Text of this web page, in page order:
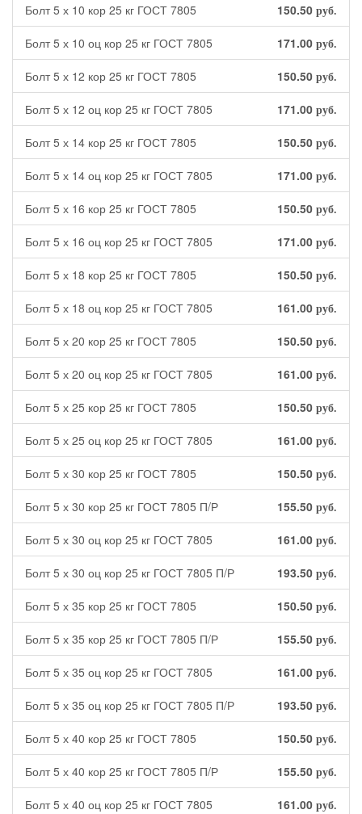
Болт 5 х 10 кор 25 кг ГОСТ 7805 150.50 руб.
Болт 5 х 10 оц кор 25 кг ГОСТ 7805 171.00 руб.
Болт 5 х 12 кор 25 кг ГОСТ 7805 150.50 руб.
Болт 5 х 12 оц кор 25 кг ГОСТ 7805 171.00 руб.
Болт 5 х 14 кор 25 кг ГОСТ 7805 150.50 руб.
Болт 5 х 14 оц кор 25 кг ГОСТ 7805 171.00 руб.
Болт 5 х 16 кор 25 кг ГОСТ 7805 150.50 руб.
Болт 5 х 16 оц кор 25 кг ГОСТ 7805 171.00 руб.
Болт 5 х 18 кор 25 кг ГОСТ 7805 150.50 руб.
Болт 5 х 18 оц кор 25 кг ГОСТ 7805 161.00 руб.
Болт 5 х 20 кор 25 кг ГОСТ 7805 150.50 руб.
Болт 5 х 20 оц кор 25 кг ГОСТ 7805 161.00 руб.
Болт 5 х 25 кор 25 кг ГОСТ 7805 150.50 руб.
Болт 5 х 25 оц кор 25 кг ГОСТ 7805 161.00 руб.
Болт 5 х 30 кор 25 кг ГОСТ 7805 150.50 руб.
Болт 5 х 30 кор 25 кг ГОСТ 7805 П/Р 155.50 руб.
Болт 5 х 30 оц кор 25 кг ГОСТ 7805 161.00 руб.
Болт 5 х 30 оц кор 25 кг ГОСТ 7805 П/Р 193.50 руб.
Болт 5 х 35 кор 25 кг ГОСТ 7805 150.50 руб.
Болт 5 х 35 кор 25 кг ГОСТ 7805 П/Р 155.50 руб.
Болт 5 х 35 оц кор 25 кг ГОСТ 7805 161.00 руб.
Болт 5 х 35 оц кор 25 кг ГОСТ 7805 П/Р 193.50 руб.
Болт 5 х 40 кор 25 кг ГОСТ 7805 150.50 руб.
Болт 5 х 40 кор 25 кг ГОСТ 7805 П/Р 155.50 руб.
Болт 5 х 40 оц кор 25 кг ГОСТ 7805 161.00 руб.